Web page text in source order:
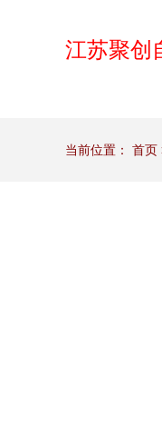
江苏聚创
当前位置： 首页